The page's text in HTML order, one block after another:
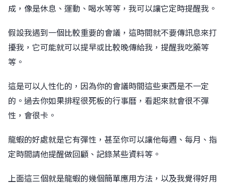
成，像是休息、運動、喝水等等，我可以讓它定時提醒我。
假設我遇到一個比較重要的會議，這時間就不要傳訊息來打
擾我，它可能就可以提早或比較晚傳給我，提醒我吃藥等
等。
這是可以人性化的，因為你的會議時間這些東西是不一定
的。過去你如果排程很死板的行事曆，看起來就會很不彈
性，會很卡。
龍蝦的好處就是它有彈性，甚至你可以讓他每週、每月、指
定時間請他提醒做回顧、記錄某些資料等。
上面這三個就是龍蝦的幾個簡單應用方法，以及我覺得好用